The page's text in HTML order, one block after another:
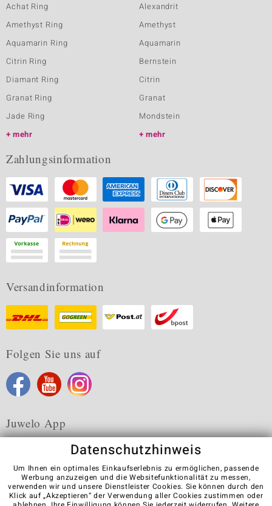
Achat Ring
Amethyst Ring
Aquamarin Ring
Citrin Ring
Diamant Ring
Granat Ring
Jade Ring
mehr
Alexandrit
Amethyst
Aquamarin
Bernstein
Citrin
Granat
Mondstein
mehr
Zahlungsinformation
Versandinformation
Folgen Sie uns auf
Juwelo App
Karriere AGB Datenschutz Cookies
Impressum
Kontakt
Vertrag widerrufen
Datenschutzhinweis
Um Ihnen ein optimales Einkaufserlebnis zu ermöglichen, passende
Werbung anzuzeigen und die Websitefunktionalität zu messen,
verwenden wir und unsere Dienstleister Cookies. Sie können durch den
Klick auf „Akzeptieren“ der Verwendung aller Cookies zustimmen oder